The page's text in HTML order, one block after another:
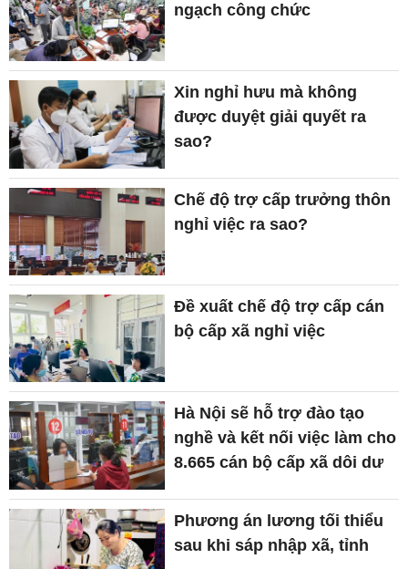
ngạch công chức
Xin nghỉ hưu mà không
được duyệt giải quyết ra
sao?
Chế độ trợ cấp trưởng thôn
nghỉ việc ra sao?
Đề xuất chế độ trợ cấp cán
bộ cấp xã nghỉ việc
Hà Nội sẽ hỗ trợ đào tạo
nghề và kết nối việc làm cho
8.665 cán bộ cấp xã dôi dư
Phương án lương tối thiểu
sau khi sáp nhập xã, tỉnh